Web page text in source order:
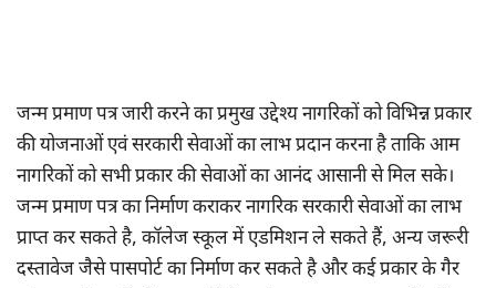
जन्म प्रमाण पत्र जारी करने का प्रमुख उद्देश्य नागरिकों को विभिन्न प्रकार
की योजनाओं एवं सरकारी सेवाओं का लाभ प्रदान करना है ताकि आम
नागरिकों को सभी प्रकार की सेवाओं का आनंद आसानी से मिल सके।
जन्म प्रमाण पत्र का निर्माण कराकर नागरिक सरकारी सेवाओं का लाभ
प्राप्त कर सकते है, कॉलेज स्कूल में एडमिशन ले सकते हैं, अन्य जरूरी
दस्तावेज जैसे पासपोर्ट का निर्माण कर सकते है और कई प्रकार के गैर